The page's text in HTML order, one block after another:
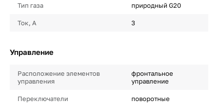
Тип газа природный G20
Ток, А 3
Управление
Расположение элементов
управления
фронтальное
управление
Переключатели поворотные